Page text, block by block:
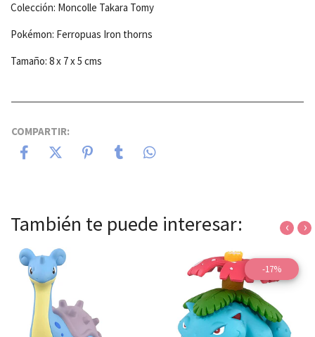
Colección: Moncolle Takara Tomy
Pokémon: Ferropuas Iron thorns
Tamaño: 8 x 7 x 5 cms
COMPARTIR:
También te puede interesar:
-17%
‹ ›